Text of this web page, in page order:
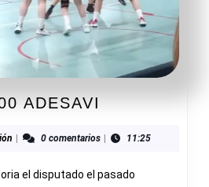
ADESAVI
20-
ADESAVI
Redacción
| 0 comentarios | 11:25
el disputado el pasado